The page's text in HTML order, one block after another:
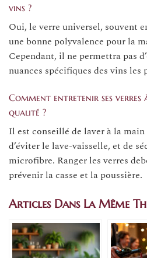
vins ?
Oui, le verre universel, souvent
une bonne polyvalence pour la
Cependant, il ne permettra pas
nuances spécifiques des vins les
Comment entretenir ses verres
qualité ?
Il est conseillé de laver à la
d’éviter le lave-vaisselle, et de
microfibre. Ranger les verres
prévenir la casse et la poussière.
Articles Dans La Même